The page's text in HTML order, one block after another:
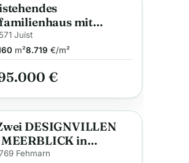
mit
auf Juist
Juist
m²8.719 €/m²
€
DESIGNVILLEN
in
Strandlage ++
Fehmarn